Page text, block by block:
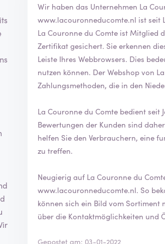
www.lacouronneducomte.nl ist seit
La Couronne du Comte ist Mitglied
Zertifikat gesichert. Sie erkennen dies an dem geschlossenen Vorhängeschloss vor der URL in der
Leiste Ihres Webbrowsers. Dies bedeutet, dass Sie die angebotenen Zahlungsmethoden sicher
nutzen können. Der Webshop von
Zahlungsmethoden, die in den
La Couronne du Comte bedient seit
Bewertungen der Kunden sind daher überwiegend positiv.
helfen Sie den Verbrauchern, eine
zu treffen.
www.lacouronneducomte.nl. So bekommen Sie einen guten Eindruck vom Unternehmen und
können sich ein Bild vom Sortiment machen. Auf der Website finden Sie auch
über die Kontaktmöglichkeiten und
Gepostet am: 03-01-2022